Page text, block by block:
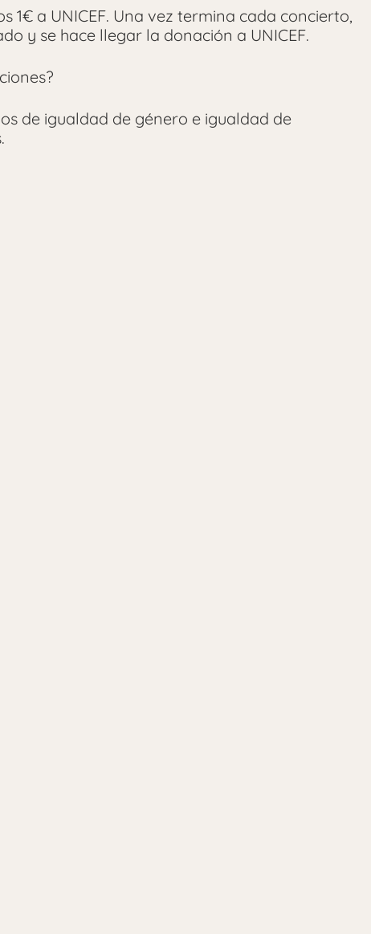
1€ a UNICEF. Una vez termina cada concierto,
y se hace llegar la donación a UNICEF.
de igualdad de género e igualdad de